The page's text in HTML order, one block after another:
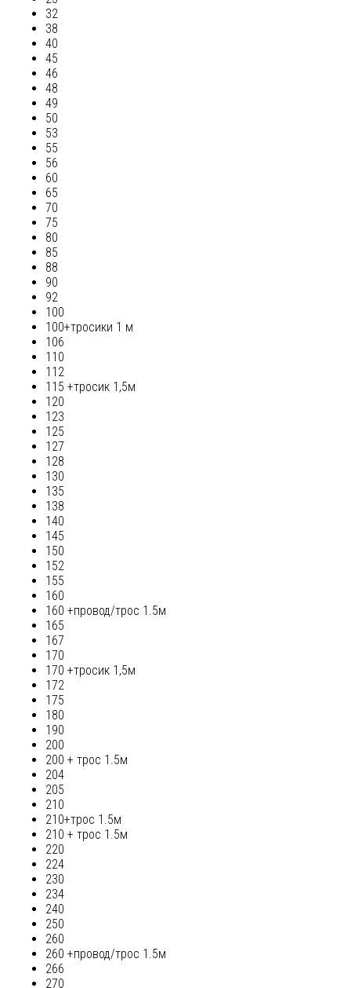
32
38
40
45
46
48
49
50
53
55
56
60
65
70
75
80
85
88
90
92
100
100+тросики 1 м
106
110
112
115 +тросик 1,5м
120
123
125
127
128
130
135
138
140
145
150
152
155
160
160 +провод/трос 1.5м
165
167
170
170 +тросик 1,5м
172
175
180
190
200
200 + трос 1.5м
204
205
210
210+трос 1.5м
210 + трос 1.5м
220
224
230
234
240
250
260
260 +провод/трос 1.5м
266
270